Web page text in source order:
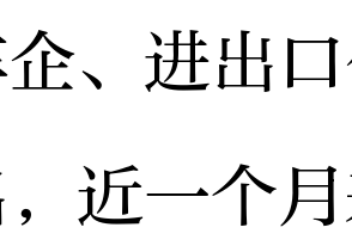
、进出
近一个